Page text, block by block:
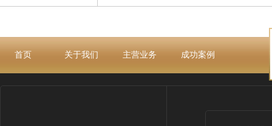
首页 关于我们 主营业务 成功案例